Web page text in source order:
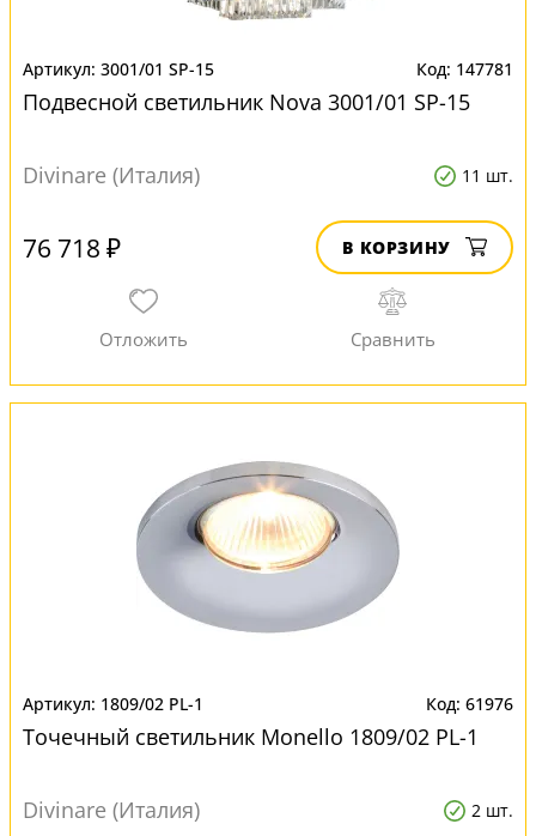
3001/01 SP-15 147781
Подвесной светильник Nova 3001/01 SP-15
Divinare (Италия) 11 шт.
76 718 ₽ В КОРЗИНУ
1809/02 PL-1 61976
Точечный светильник Monello 1809/02 PL-1
Divinare (Италия) 2 шт.